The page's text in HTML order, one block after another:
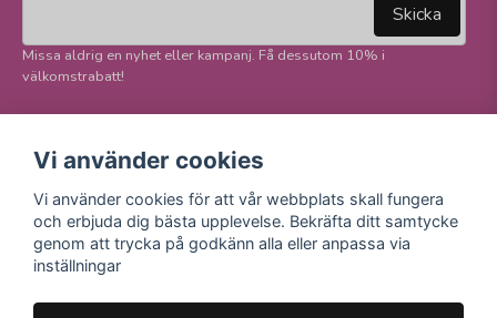
Skicka
Missa aldrig en nyhet eller kampanj. Få dessutom 10% i
välkomstrabatt!
sociala medier!
Facebook
Instagram
Youtube
E-handel
Vi använder cookies
Vi använder cookies för att vår webbplats skall fungera
och erbjuda dig bästa upplevelse. Bekräfta ditt samtycke
genom att trycka på godkänn alla eller anpassa via
inställningar